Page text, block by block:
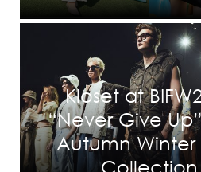
Kloset at
“Never Give
Autumn Winter
Collection